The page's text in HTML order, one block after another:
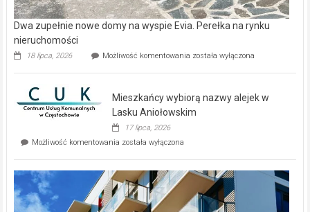
w komfort
życia.
O nieruchomościach
Hiszpanii
Reklama